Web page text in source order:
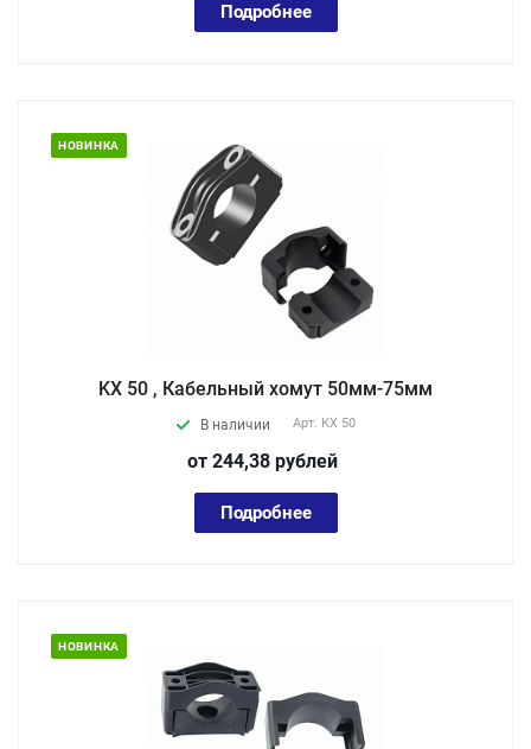
Подробнее
НОВИНКА
KX 50 , Кабельный хомут 50мм-75мм
В наличии Арт. KX 50
от 244,38 рублей
Подробнее
НОВИНКА